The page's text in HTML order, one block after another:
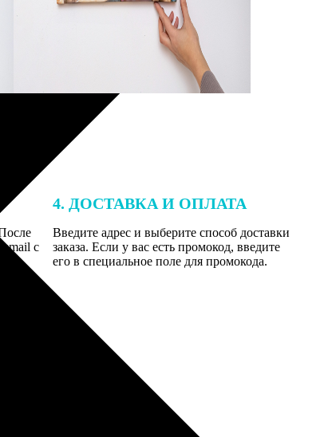
email с
4. ДОСТАВКА И ОПЛАТА
Введите адрес и выберите способ доставки
заказа. Если у вас есть промокод, введите
его в специальное поле для промокода.